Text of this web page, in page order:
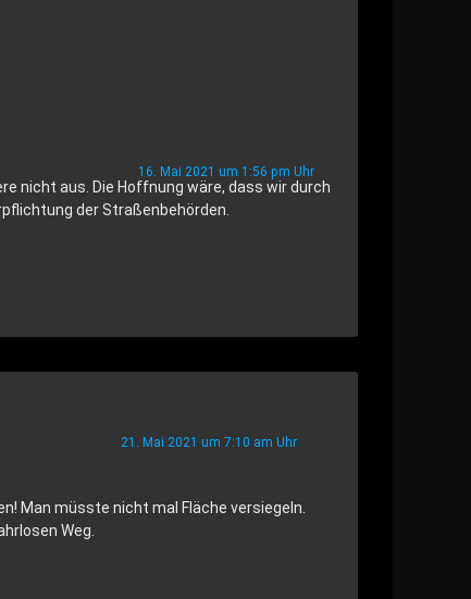
16. Mai 2021 um 1:56 pm Uhr
nicht aus. Die Hoffnung wäre, dass wir durch
der Straßenbehörden.
21. Mai 2021 um 7:10 am Uhr
Man müsste nicht mal Fläche versiegeln.
Weg.